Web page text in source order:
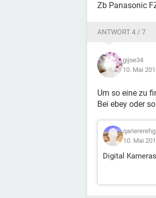
Zb Panasonic
ANTWORT 4 / 7
gijoe34
10. Mai
Um so eine zu
Bei ebey oder
10. Mai
Digital Kameras